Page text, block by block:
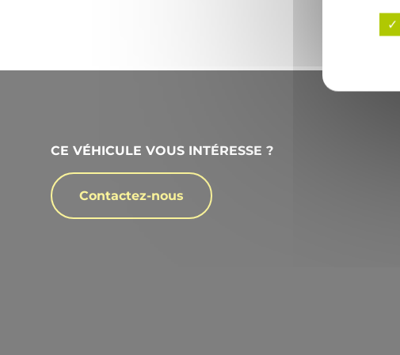
CE VÉHICULE VOUS INTÉRESSE ?
Contactez-nous